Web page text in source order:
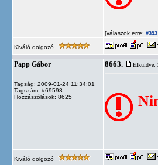
[válaszok erre: #393
Kiváló dolgozó
Papp Gábor
Tagság: 2009-01-24 11:34:01
Tagszám: #69598
Hozzászólások: 8625
8663. Elküldve:
Kiváló dolgozó